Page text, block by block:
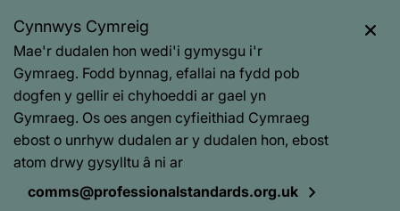
Cynnwys Cymreig
Mae'r dudalen hon wedi'i gymysgu i'r
Gymraeg. Fodd bynnag, efallai na fydd pob
dogfen y gellir ei chyhoeddi ar gael yn
Gymraeg. Os oes angen cyfieithiad Cymraeg
ebost o unrhyw dudalen ar y dudalen hon, ebost
atom drwy gysylltu â ni ar
comms@professionalstandards.org.uk